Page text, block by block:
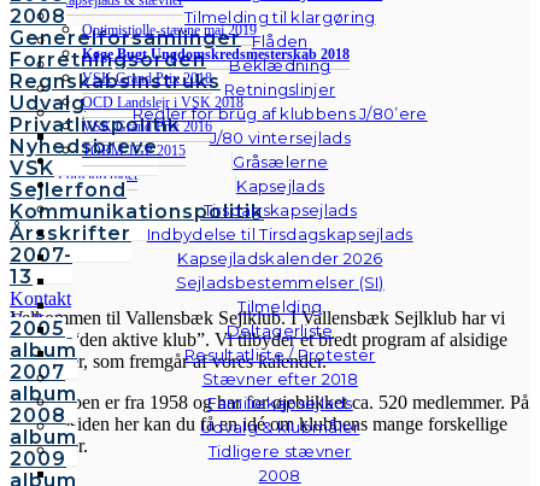
Tilmelding til klargøring
Flåden
Beklædning
Retningslinjer
Regler for brug af klubbens J/80’ere
J/80 vintersejlads
Gråsælerne
Kapsejlads
Tirsdagskapsejlads
Indbydelse til Tirsdagskapsejlads
Kapsejladskalender 2026
Sejladsbestemmelser (SI)
Tilmelding
Deltagerliste
Resultatliste / Protester
Stævner efter 2018
Familiekapsejlads
Udvalg & klubmåler
Tidligere stævner
2008
2008
Generelforsamlinger
Forretningsorden
Regnskabsinstruks
Udvalg
Privatlivspolitik
Nyhedsbreve
VSK
Sejlerfond
Kommunikationspolitik
Årsskrifter
2007-
13
Kontakt
Galleri
Andre
fotos
2005
album
2007
album
2008
album
2009
album
Optimistjolle-stævne maj 2019
Køge Bugt Ungdomskredsmesterskab 2018
VSK Grand Prix 2018
OCD Landslejr i VSK 2018
VSK Grand Prix 2016
TORM JGP 2015
Forældrerådet
Sikkerhed
Ungdomsvenlig
VSK
Velkommen til Vallensbæk Sejlklub. I Vallensbæk Sejlklub har vi
mottoet “den aktive klub”. Vi tilbyder et bredt program af alsidige
aktiviteter, som fremgår af vores kalender.
Sejlklubben er fra 1958 og har for øjeblikket ca. 520 medlemmer. På
hjemmesiden her kan du få en idé om klubbens mange forskellige
aktiviteter.